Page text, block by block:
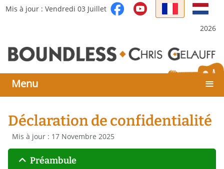
Sélectionnez votre langue
Mis à jour : Vendredi 03 Juillet
2026
Menu ≡
Déclaration de confidentialité
Détails
Mis à jour : 17 Novembre 2025
Préambule